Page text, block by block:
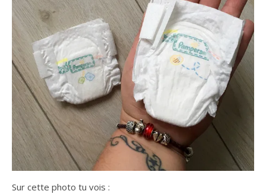
Sur cette photo tu vois :